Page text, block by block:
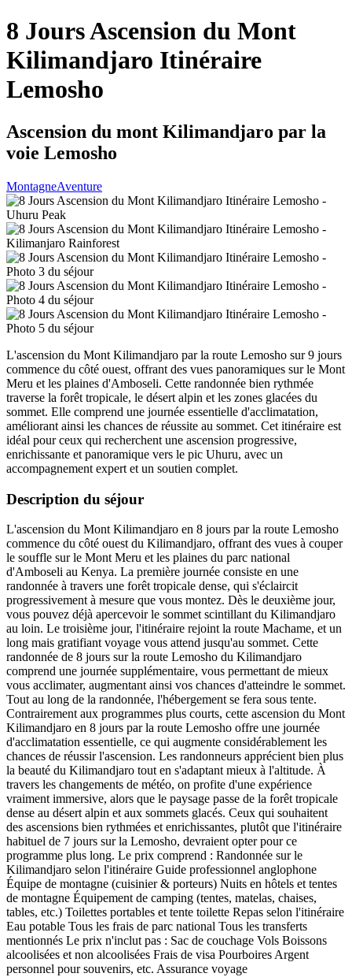
8 Jours Ascension du Mont
Kilimandjaro Itinéraire
Lemosho
Ascension du mont Kilimandjaro par la
voie Lemosho
MontagneAventure
L'ascension du Mont Kilimandjaro par la route Lemosho sur 9 jours
commence du côté ouest, offrant des vues panoramiques sur le Mont
Meru et les plaines d'Amboseli. Cette randonnée bien rythmée
traverse la forêt tropicale, le désert alpin et les zones glacées du
sommet. Elle comprend une journée essentielle d'acclimatation,
améliorant ainsi les chances de réussite au sommet. Cet itinéraire est
idéal pour ceux qui recherchent une ascension progressive,
enrichissante et panoramique vers le pic Uhuru, avec un
accompagnement expert et un soutien complet.
Description du séjour
L'ascension du Mont Kilimandjaro en 8 jours par la route Lemosho
commence du côté ouest du Kilimandjaro, offrant des vues à couper
le souffle sur le Mont Meru et les plaines du parc national
d'Amboseli au Kenya. La première journée consiste en une
randonnée à travers une forêt tropicale dense, qui s'éclaircit
progressivement à mesure que vous montez. Dès le deuxième jour,
vous pouvez déjà apercevoir le sommet scintillant du Kilimandjaro
au loin. Le troisième jour, l'itinéraire rejoint la route Machame, et un
long mais gratifiant voyage vous attend jusqu'au sommet. Cette
randonnée de 8 jours sur la route Lemosho du Kilimandjaro
comprend une journée supplémentaire, vous permettant de mieux
vous acclimater, augmentant ainsi vos chances d'atteindre le sommet.
Tout au long de la randonnée, l'hébergement se fera sous tente.
Contrairement aux programmes plus courts, cette ascension du Mont
Kilimandjaro en 8 jours par la route Lemosho offre une journée
d'acclimatation essentielle, ce qui augmente considérablement les
chances de réussir l'ascension. Les randonneurs apprécient bien plus
la beauté du Kilimandjaro tout en s'adaptant mieux à l'altitude. À
travers les changements de météo, on profite d'une expérience
vraiment immersive, alors que le paysage passe de la forêt tropicale
dense au désert alpin et aux sommets glacés. Ceux qui souhaitent
des ascensions bien rythmées et enrichissantes, plutôt que l'itinéraire
habituel de 7 jours sur la Lemosho, devraient opter pour ce
programme plus long. Le prix comprend : Randonnée sur le
Kilimandjaro selon l'itinéraire Guide professionnel anglophone
Équipe de montagne (cuisinier & porteurs) Nuits en hôtels et tentes
de montagne Équipement de camping (tentes, matelas, chaises,
tables, etc.) Toilettes portables et tente toilette Repas selon l'itinéraire
Eau potable Tous les frais de parc national Tous les transferts
mentionnés Le prix n'inclut pas : Sac de couchage Vols Boissons
alcoolisées et non alcoolisées Frais de visa Pourboires Argent
personnel pour souvenirs, etc. Assurance voyage